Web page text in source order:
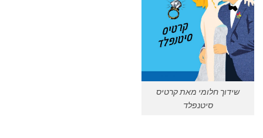
שידוך חלומי מאת קרטיס
סיטנפלד